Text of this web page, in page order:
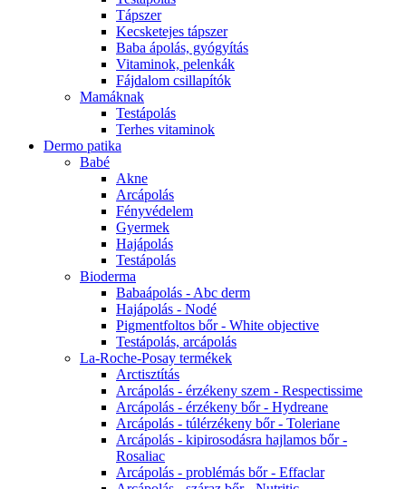
Tápszer
Kecsketejes tápszer
Baba ápolás, gyógyítás
Vitaminok, pelenkák
Fájdalom csillapítók
Mamáknak
Testápolás
Terhes vitaminok
Dermo patika
Babé
Akne
Arcápolás
Fényvédelem
Gyermek
Hajápolás
Testápolás
Bioderma
Babaápolás - Abc derm
Hajápolás - Nodé
Pigmentfoltos bőr - White objective
Testápolás, arcápolás
La-Roche-Posay termékek
Arctisztítás
Arcápolás - érzékeny szem - Respectissime
Arcápolás - érzékeny bőr - Hydreane
Arcápolás - túlérzékeny bőr - Toleriane
Arcápolás - kipirosodásra hajlamos bőr -
Rosaliac
Arcápolás - problémás bőr - Effaclar